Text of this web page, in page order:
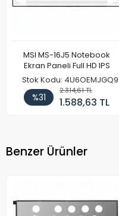
MSI MS-16J5 Notebook
Ekran Paneli Full HD IPS
Stok Kodu: 4U6OEMJGQ9
%31
2.314,61 TL
1.588,63 TL
Benzer Ürünler